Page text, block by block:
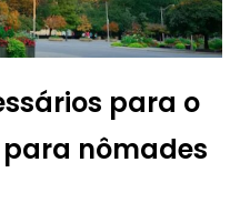
para o
nômades